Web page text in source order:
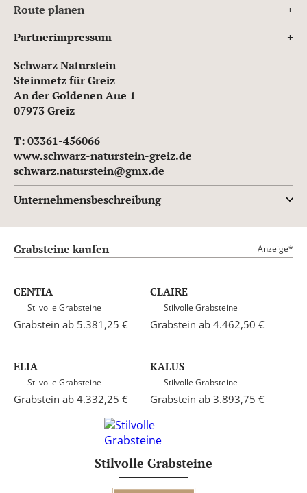
Route planen
Partnerimpressum
Schwarz Naturstein
Steinmetz für Greiz
An der Goldenen Aue 1
07973 Greiz
T: 03361-456066
www.schwarz-naturstein-greiz.de
schwarz.naturstein@gmx.de
Unternehmensbeschreibung
Grabsteine kaufen Anzeige*
Stilvolle Grabsteine
CENTIA
Stilvolle Grabsteine
Grabstein ab 5.381,25 €
CLAIRE
Stilvolle Grabsteine
Grabstein ab 4.462,50 €
ELIA
Stilvolle Grabsteine
Grabstein ab 4.332,25 €
KALUS
Stilvolle Grabsteine
Grabstein ab 3.893,75 €